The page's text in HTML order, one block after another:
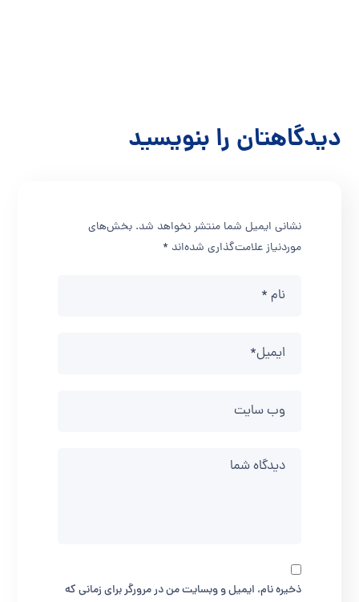
دیدگاهتان را بنویسید
نشانی ایمیل شما منتشر نخواهد شد. بخش‌های
موردنیاز علامت‌گذاری شده‌اند*
ذخیره نام، ایمیل و وبسایت من در مرورگر برای زمانی که